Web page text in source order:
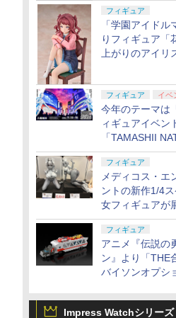
定
フィギュア
「学園アイドル
りフィギュア「
上がりのアイリ
フィギュア イベ
今年のテーマは
ィギュアイベン
「TAMASHII
2026」が11月
決定
フィギュア
メディコス・エ
ントの新作1/4
女フィギュアが
メーカー合同展
フィギュア
アニメ『伝説の
ン』より「THE
バイソンオプシ
Impress Watchシリーズ